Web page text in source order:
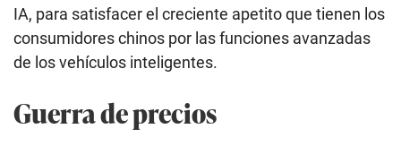
IA, para satisfacer el creciente apetito que tienen los
consumidores chinos por las funciones avanzadas
de los vehículos inteligentes.
Guerra de precios